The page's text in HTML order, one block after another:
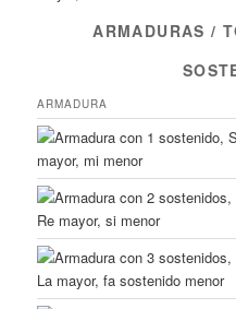
ARMADURAS /
ARMADURA